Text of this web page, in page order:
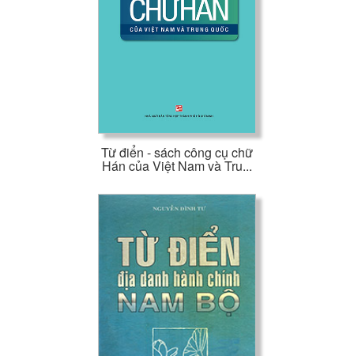
Từ điển - sách công cụ chữ
Hán của Việt Nam và Tru...